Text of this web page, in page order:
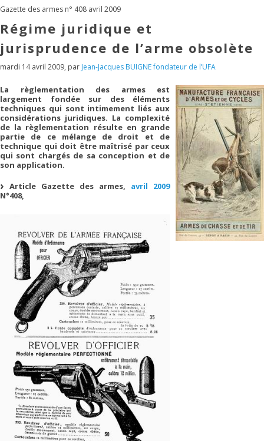
Gazette des armes n° 408 avril 2009
Régime juridique et
jurisprudence de l’arme obsolète
mardi 14 avril 2009, par Jean-Jacques BUIGNE fondateur de l’UFA
La règlementation des armes est
largement fondée sur des éléments
techniques qui sont intimement liés aux
considérations juridiques. La complexité
de la règlementation résulte en grande
partie de ce mélange de droit et de
technique qui doit être maîtrisé par ceux
qui sont chargés de sa conception et de
son application.
Article Gazette des armes, avril 2009
N°408,